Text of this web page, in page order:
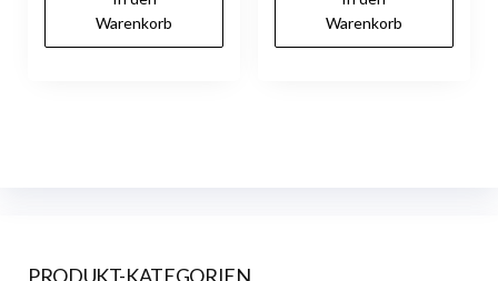
Warenkorb
Warenkorb
PRODUKT-KATEGORIEN